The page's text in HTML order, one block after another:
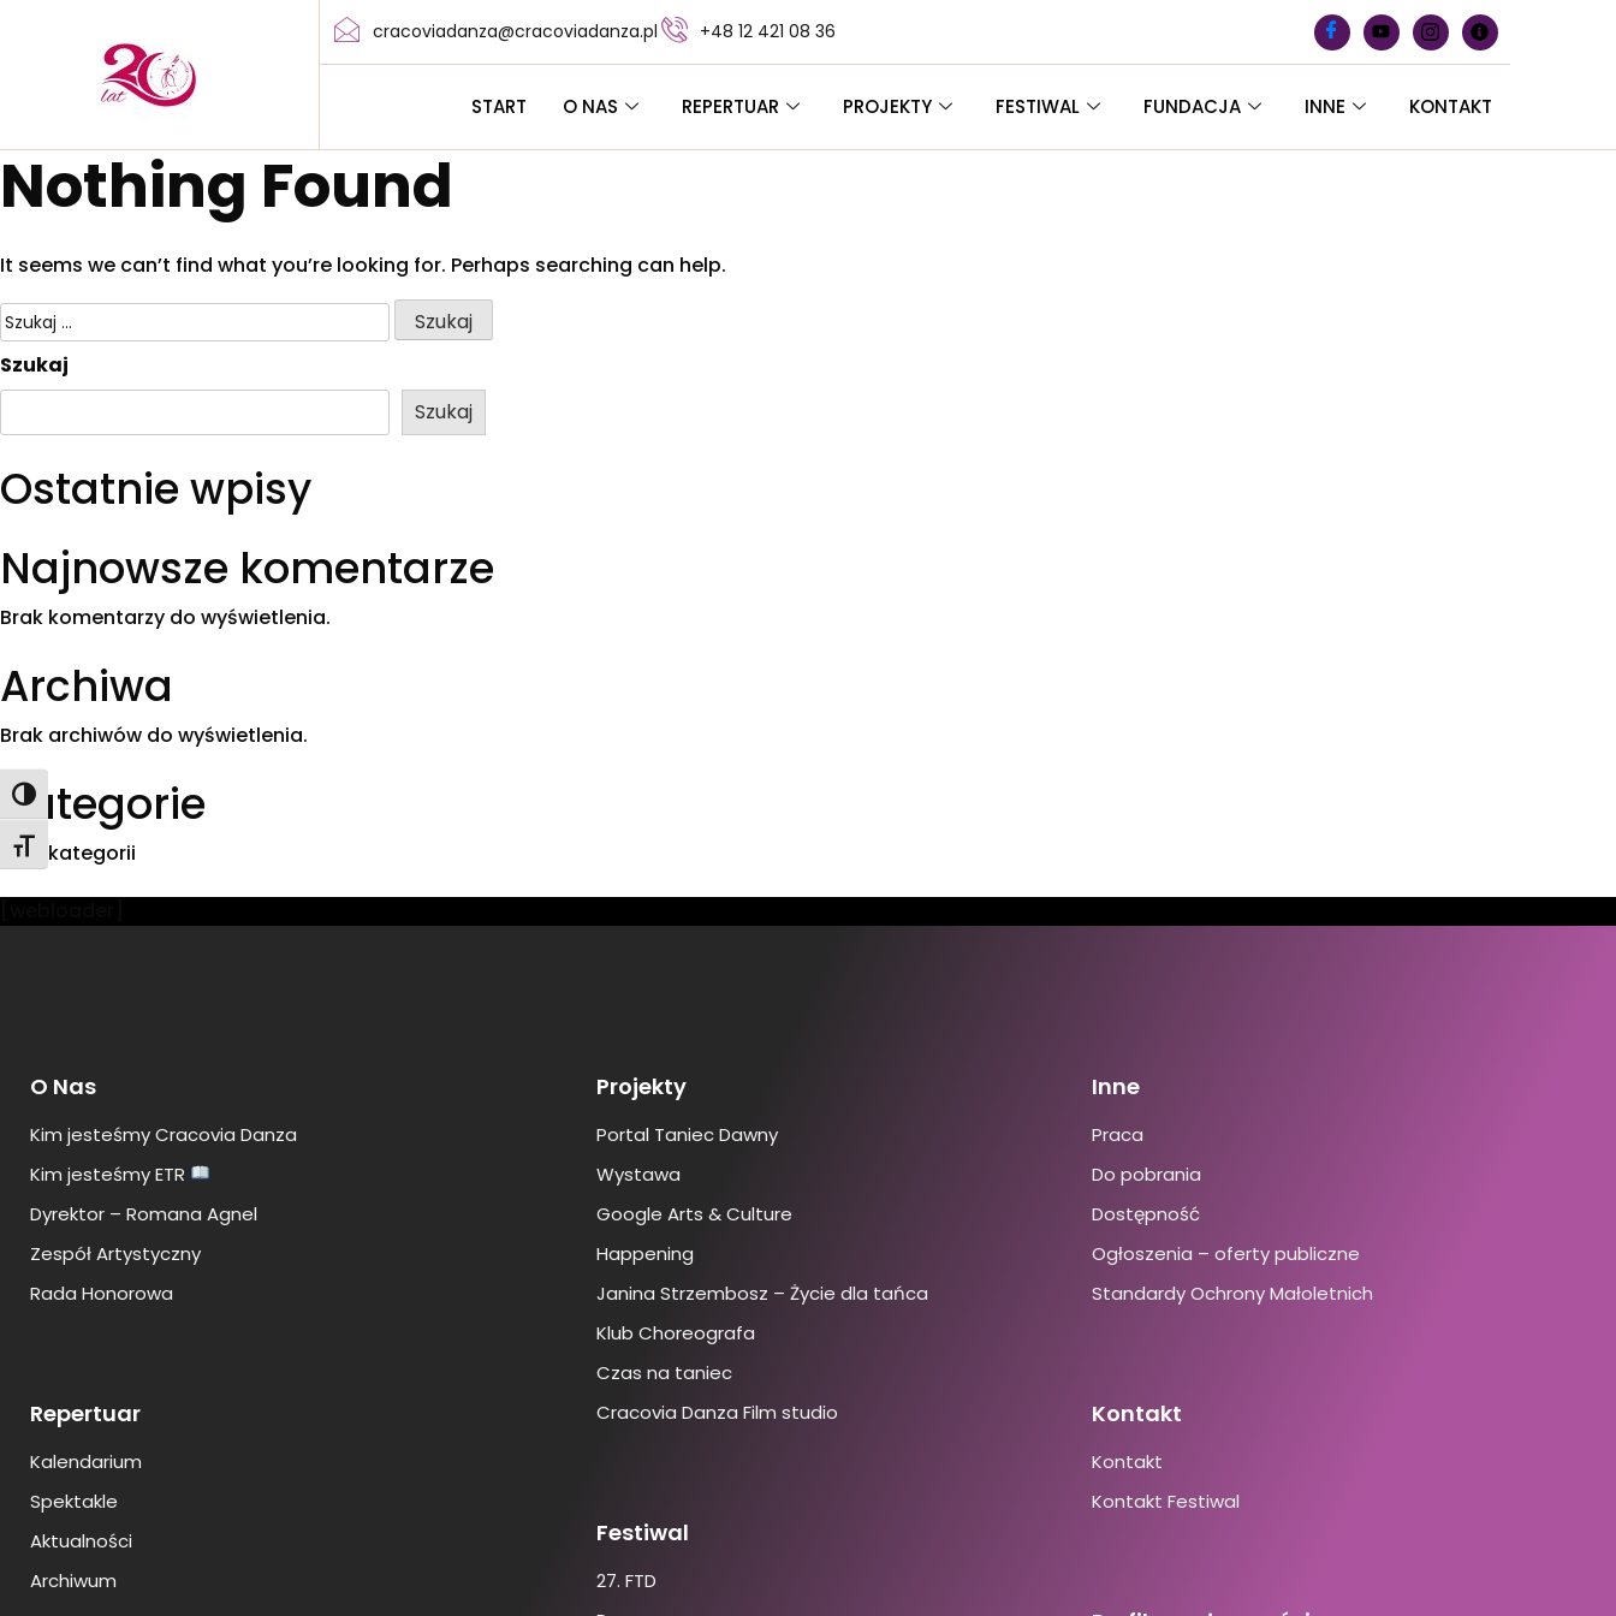
Toggle High Contrast
Toggle Font size
cracoviadanza@cracoviadanza.pl +48 12 421 08 36
START O NAS REPERTUAR PROJEKTY FESTIWAL FUNDACJA INNE KONTAKT
Nothing Found
It seems we can’t find what you’re looking for. Perhaps searching can help.
Szukaj
Szukaj
Ostatnie wpisy
Najnowsze komentarze
Brak komentarzy do wyświetlenia.
Archiwa
Brak archiwów do wyświetlenia.
Kategorie
Brak kategorii
O Nas
Kim jesteśmy Cracovia Danza
Kim jesteśmy ETR
Dyrektor – Romana Agnel
Zespół Artystyczny
Rada Honorowa
Repertuar
Kalendarium
Spektakle
Aktualności
Archiwum
Projekty
Portal Taniec Dawny
Wystawa
Google Arts & Culture
Happening
Janina Strzembosz – Życie dla tańca
Klub Choreografa
Czas na taniec
Cracovia Danza Film studio
Festiwal
27. FTD
Inne
Praca
Do pobrania
Dostępność
Ogłoszenia – oferty publiczne
Standardy Ochrony Małoletnich
Kontakt
Kontakt
Kontakt Festiwal